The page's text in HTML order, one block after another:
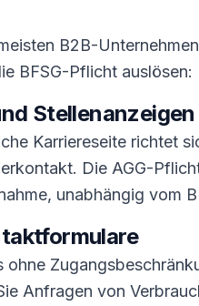
B2B-
BFSG-Pflicht auslösen:
Stellenanzeigen
Karriereseite richtet
Die AGG-
unabhängig vom
ohne
Anfragen von